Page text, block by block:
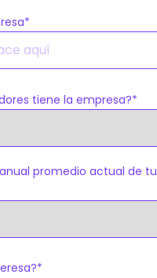
*
tiene la empresa?*
promedio actual de tu
*